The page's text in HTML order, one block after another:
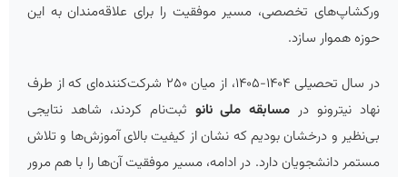
ورکشاپ‌های تخصصی، مسیر موفقیت را برای علاقه‌مندان به این
حوزه هموار سازد.
در سال تحصیلی ۱۴۰۴-۱۴۰۵، از میان ۲۵۰ شرکت‌کننده‌ای که از طرف
نهاد نیترونو در مسابقه ملی نانو ثبت‌نام کردند، شاهد نتایجی
بی‌نظیر و درخشان بودیم که نشان از کیفیت بالای آموزش‌ها و تلاش
مستمر دانشجویان دارد. در ادامه، مسیر موفقیت آن‌ها را با هم مرور